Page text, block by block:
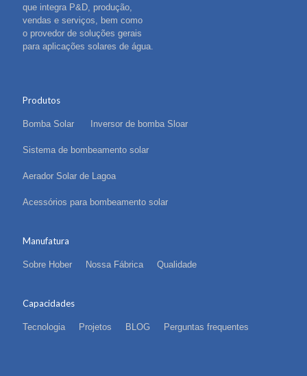
que integra P&D, produção,
vendas e serviços, bem como
o provedor de soluções gerais
para aplicações solares de água.
Produtos
Bomba Solar Inversor de bomba Sloar
Sistema de bombeamento solar
Aerador Solar de Lagoa
Acessórios para bombeamento solar
Manufatura
Sobre Hober Nossa Fábrica Qualidade
Capacidades
Tecnologia Projetos BLOG Perguntas frequentes